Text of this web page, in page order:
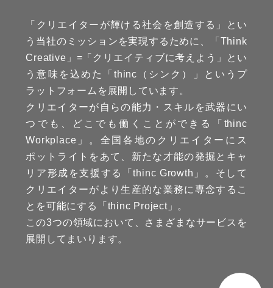
「クリエイターが輝ける社会を創造する」とい
う当社のミッションを実現するために、「Think
Creative」=「クリエイティブに考えよう」とい
う意味を込めた「thinc（シンク）」というプ
ラットフォームを展開しています。
クリエイターが自らの能力・スキルを武器にい
つでも、どこでも働くことができる「thinc
Workplace」。全国各地のクリエイターにス
ポットライトをあて、新たな才能の発掘とキャ
リア形成を支援する「thinc Growth」。そして
クリエイターがより生産的な業務に専念するこ
とを可能にする「thinc Project」。
この3つの領域において、さまざまなサービスを
展開してまいります。